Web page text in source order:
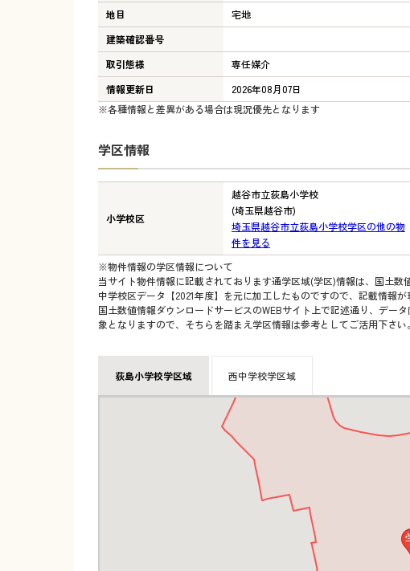
地目
宅地
建築確認番号
取引態様
専任媒介
情報更新日
2026年08月07日
※各種情報と差異がある場合は現況優先となります
学区情報
小学校区
越谷市立荻島小学校
(埼玉県越谷市)
埼玉県越谷市立荻島小学校学区の他の物
件を見る
※物件情報の学区情報について
当サイト物件情報に記載されております通学区域(学区)情報は、国土
中学校区データ【2021年度】を元に加工したものですので、記載情報
国土数値情報ダウンロードサービスのWEBサイト上で記述通り、デー
象となりますので、そちらを踏まえ学区情報は参考としてご活用下さい。
荻島小学校学区域 西中学校学区域